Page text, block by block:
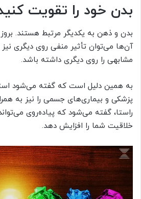
بدن خود را تقویت
بدن و ذهن به یکدیگر مرتبط هستند.
آن‌ها می‌توان تأثیر منفی روی دیگری
مشابهی را روی دیگری داشته باشد.
به همین دلیل است که گفته می‌شود
پزشکی و بیماری‌های جسمی را نیز به
خلاقیت شما را افزایش دهد.